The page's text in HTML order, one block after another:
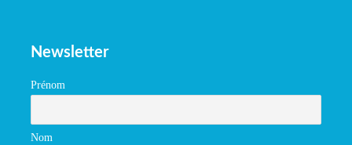
Newsletter
Prénom
Nom